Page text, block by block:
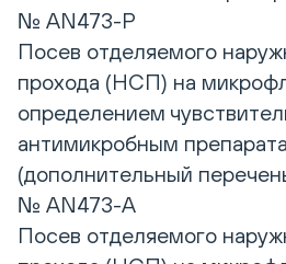
№ AN473-Р
Посев отделяемого
прохода (НСП) на
определением
антимикробным
(дополнительный
№ AN473-А
Посев отделяемого